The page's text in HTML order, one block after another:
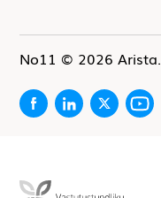
No11 © 2026 Arista.